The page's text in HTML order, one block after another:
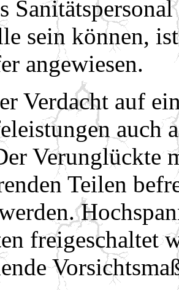
sein können,
angewiesen.
Verdacht auf
auch
Verunglückte
Teilen
freigeschaltet